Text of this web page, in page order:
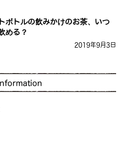
ボトルの飲みかけのお茶、いつ
める？
2019年9月3日
Information